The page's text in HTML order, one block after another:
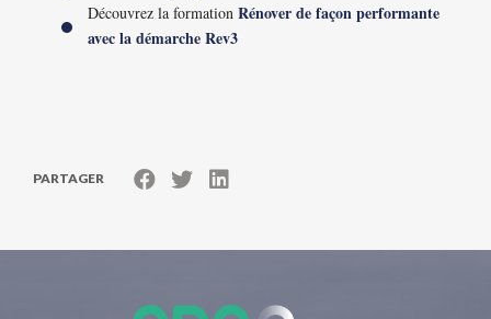
Découvrez la formation Rénover de façon performante
avec la démarche Rev3
PARTAGER